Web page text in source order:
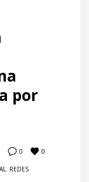
por
0 0
, REDES